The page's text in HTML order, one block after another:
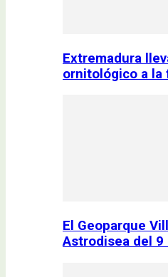
Extremadura
ornitológico a
El Geoparque
Astrodisea del